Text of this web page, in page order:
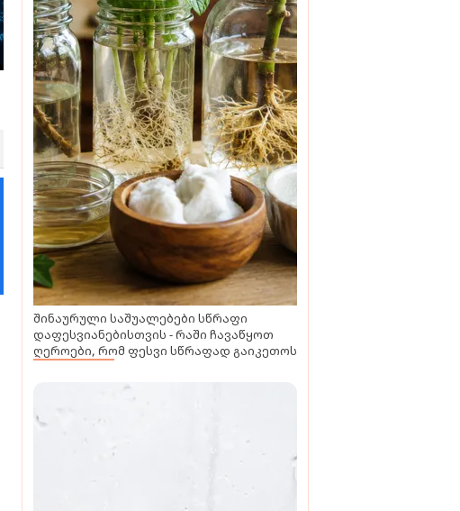
შინაურული საშუალებები სწრაფი
დაფესვიანებისთვის - რაში ჩავაწყოთ
ღეროები, რომ ფესვი სწრაფად გაიკეთოს